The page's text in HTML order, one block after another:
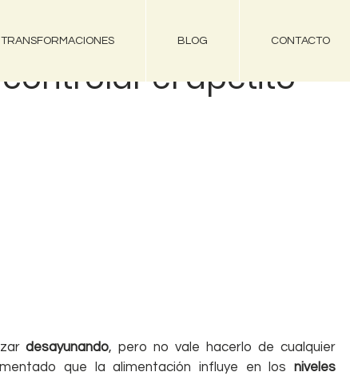
TRANSFORMACIONES BLOG CONTACTO
el apetito
desayunando, pero no vale hacerlo de cualquier
que la alimentación influye en los niveles